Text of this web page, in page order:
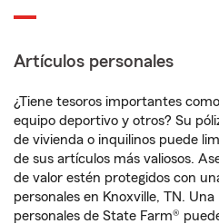
Artículos personales
¿Tiene tesoros importantes
equipo deportivo y otros? Su
de vivienda o inquilinos puede
de sus artículos más valiosos.
de valor estén protegidos con
personales en Knoxville, TN.
personales de State Farm®